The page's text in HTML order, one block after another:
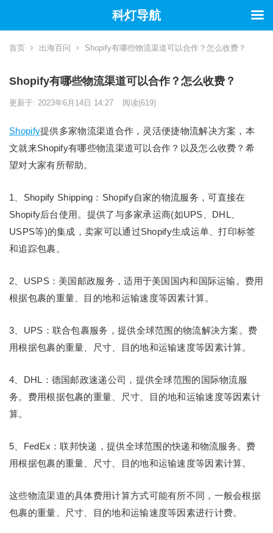
首页 出海百问 Shopify有哪些物流渠道可以合作？怎么收费？
Shopify有哪些物流渠道可以合作？怎么收费？
更新于: 2023年6月14日 14:27 阅读(619)
Shopify提供多家物流渠道合作，灵活便捷物流解决方案，本
文就来Shopify有哪些物流渠道可以合作？以及怎么收费？希
望对大家有所帮助。
1、Shopify Shipping：Shopify自家的物流服务，可直接在
Shopify后台使用。提供了与多家承运商(如UPS、DHL、
USPS等)的集成，卖家可以通过Shopify生成运单、打印标签
和追踪包裹。
2、USPS：美国邮政服务，适用于美国国内和国际运输。费用
根据包裹的重量、目的地和运输速度等因素计算。
3、UPS：联合包裹服务，提供全球范围的物流解决方案。费
用根据包裹的重量、尺寸、目的地和运输速度等因素计算。
4、DHL：德国邮政速递公司，提供全球范围的国际物流服
务。费用根据包裹的重量、尺寸、目的地和运输速度等因素计
算。
5、FedEx：联邦快递，提供全球范围的快递和物流服务。费
用根据包裹的重量、尺寸、目的地和运输速度等因素计算。
这些物流渠道的具体费用计算方式可能有所不同，一般会根据
包裹的重量、尺寸、目的地和运输速度等因素进行计费。
科灯导航